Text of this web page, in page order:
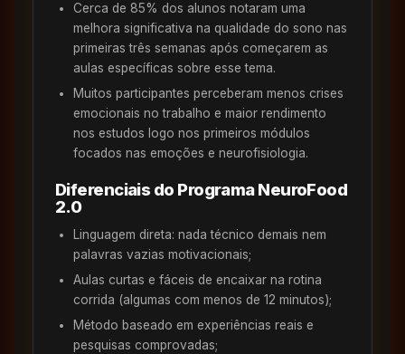
Cerca de 85% dos alunos notaram uma
melhora significativa na qualidade do sono nas
primeiras três semanas após começarem as
aulas específicas sobre esse tema.
Muitos participantes perceberam menos crises
emocionais no trabalho e maior rendimento
nos estudos logo nos primeiros módulos
focados nas emoções e neurofisiologia.
Diferenciais do Programa NeuroFood
2.0
Linguagem direta: nada técnico demais nem
palavras vazias motivacionais;
Aulas curtas e fáceis de encaixar na rotina
corrida (algumas com menos de 12 minutos);
Método baseado em experiências reais e
pesquisas comprovadas;